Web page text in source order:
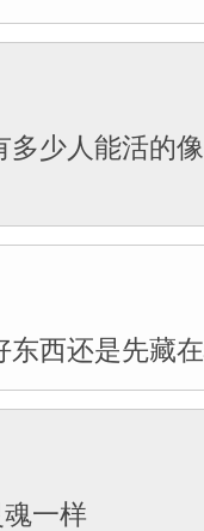
多少人能活的
东西还是先藏
一样